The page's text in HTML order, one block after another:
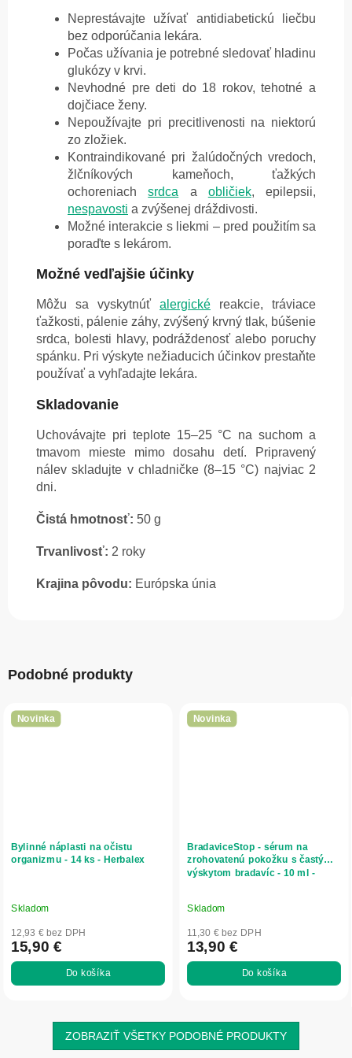
Neprestávajte užívať antidiabetickú liečbu
bez odporúčania lekára.
Počas užívania je potrebné sledovať hladinu
glukózy v krvi.
Nevhodné pre deti do 18 rokov, tehotné a
dojčiace ženy.
Nepoužívajte pri precitlivenosti na niektorú
zo zložiek.
Kontraindikované pri žalúdočných vredoch,
žlčníkových kameňoch, ťažkých
ochoreniachsrdca a obličiek, epilepsii,
nespavosti a zvýšenej dráždivosti.
Možné interakcie s liekmi – pred použitím sa
poraďte s lekárom.
Možné vedľajšie účinky
Môžu sa vyskytnúť alergické reakcie, tráviace
ťažkosti, pálenie záhy, zvýšený krvný tlak, búšenie
srdca, bolesti hlavy, podráždenosť alebo poruchy
spánku. Pri výskyte nežiaducich účinkov prestaňte
používať a vyhľadajte lekára.
Skladovanie
Uchovávajte pri teplote 15–25 °C na suchom a
tmavom mieste mimo dosahu detí. Pripravený
nálev skladujte v chladničke (8–15 °C) najviac 2
dni.
Čistá hmotnosť: 50 g
Trvanlivosť: 2 roky
Krajina pôvodu: Európska únia
Podobné produkty
Novinka
Bylinné náplasti na očistu
organizmu - 14 ks - Herbalex
Skladom
12,93 € bez DPH
15,90 €
Do košíka
Novinka
BradaviceStop - sérum na
zrohovatenú pokožku s častým
výskytom bradavíc - 10 ml -
Skladom
11,30 € bez DPH
13,90 €
Do košíka
ZOBRAZIŤ VŠETKY PODOBNÉ PRODUKTY